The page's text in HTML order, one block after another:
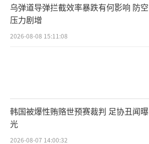
乌弹道导弹拦截效率暴跌有何影响 防空
压力剧增
2026-08-08 15:11:08
韩国被爆性贿赂世预赛裁判 足协丑闻曝
光
2026-08-07 14:00:32